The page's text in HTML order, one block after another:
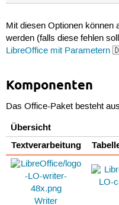
Mit diesen Optionen können
werden (falls diese fehlen
LibreOffice mit Parametern
Komponenten
Das Office-Paket besteht
Übersicht
Textverarbeitung
Writer